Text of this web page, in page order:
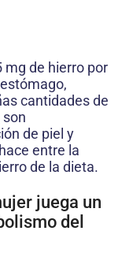
mg de hierro por
cantidades de
de piel y
entre la
de la dieta.
juega un
del